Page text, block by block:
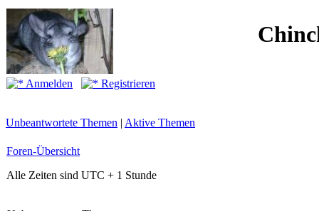
Anmelden
Registrieren
Unbeantwortete Themen | Aktive Themen
Foren-Übersicht
Alle Zeiten sind UTC + 1 Stunde